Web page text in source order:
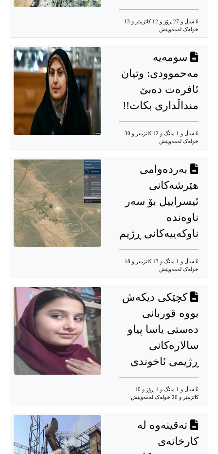
6 ساڵ و 27 ڕۆژ و 12 کاتژمێر و 13
خوله‌ک له‌مه‌وپێش‌
سومەیە
مەحموودی: وتیان
ئافرەت دەبێ‌
منداڵداری بکات!!
6 ساڵ و 1 مانگ و 12 کاتژمێر و 30
خوله‌ک له‌مه‌وپێش‌
بەردەوامی
هێرشەکانی
ئیسراییل بۆ سەر
ناوەندە
ناوکەییەکانی ڕژیم
6 ساڵ و 1 مانگ و 13 کاتژمێر و 18
خوله‌ک له‌مه‌وپێش‌
کچێکی دیکەش
بووە قوربانی
دەستی یاسا پیاو
سالارەکانی
ڕژیمی ئاخوندی
6 ساڵ و 1 مانگ و 1 ڕۆژ و 10
کاتژمێر و 26 خوله‌ک له‌مه‌وپێش‌
تەقینەوە لە
کارخانەی